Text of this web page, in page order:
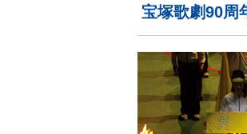
宝塚歌劇90周